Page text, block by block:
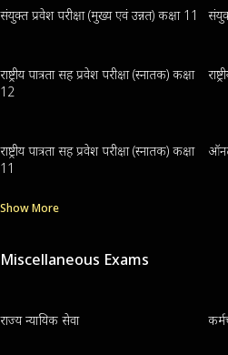
संयुक्त प्रवेश परीक्षा (मुख्य एवं उन्नत) कक्षा 11
राष्ट्रीय पात्रता सह प्रवेश परीक्षा (स्नातक) कक्षा
12
राष्ट्रीय पात्रता सह प्रवेश परीक्षा (स्नातक) कक्षा
11
Show More
Miscellaneous Exams
राज्य न्यायिक सेवा